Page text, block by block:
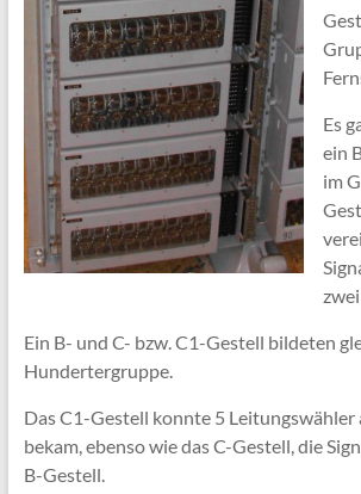
Es
ein
im
zwei
Ein B- und C- bzw. C1-Gestell bildeten
Hundertergruppe.
Das C1-Gestell konnte 5 Leitungswähler
bekam, ebenso wie das C-Gestell, die
B-Gestell.